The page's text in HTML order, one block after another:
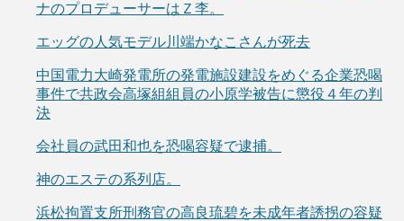
ナのプロデューサーはＺ李。
エッグの人気モデル川端かなこさんが死去
中国電力大崎発電所の発電施設建設をめぐる企業恐喝
事件で共政会高塚組組員の小原学被告に懲役４年の判
決
会社員の武田和也を恐喝容疑で逮捕。
神のエステの系列店。
浜松拘置支所刑務官の高良琉碧を未成年者誘拐の容疑